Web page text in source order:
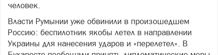
человек.
Власти Румынии уже обвинили в произошедшем
Россию: беспилотник якобы летел в направлении
Украины для нанесения ударов и «перелетел». В